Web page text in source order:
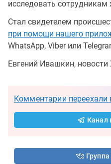
исследовать
Стал свидетелем
при помощи нашего
WhatsApp, Viber или
Евгений Ивашкин,
Комментарии переехали
Канал